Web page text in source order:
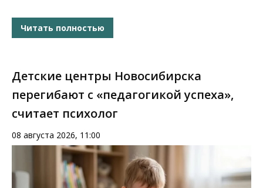
Читать полностью
Детские центры Новосибирска
перегибают с «педагогикой успеха»,
считает психолог
08 августа 2026, 11:00